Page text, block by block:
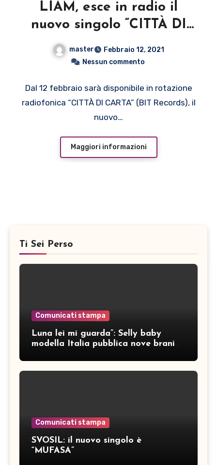
LIAM, esce in radio il
nuovo singolo “CITTÀ DI
master
Febbraio 12, 2021
Nessun commento
Dal 12 febbraio sarà disponibile in rotazione
radiofonica “CITTÀ DI CARTA” (BIT Records), il
nuovo…
Maggiori informazioni
Ti Sei Perso
Comunicati stampa
Luna lei mi guarda”: Selly baby
modella Italia pubblica nove brani
Comunicati stampa
SVOSIL: il nuovo singolo è
“MUFASA”